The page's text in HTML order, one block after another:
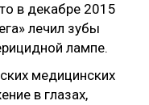
в декабре 2015
лечил зубы
лампе.
медицинских
в глазах,